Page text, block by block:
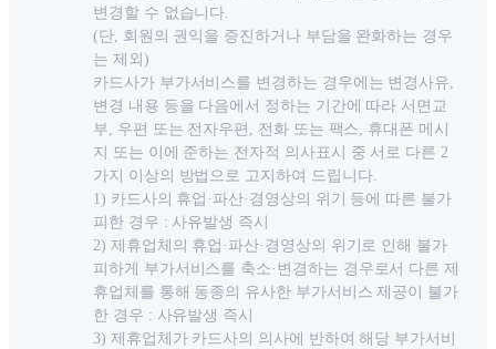
변경할 수 없습니다.
(단, 회원의 권익을 증진하거나 부담을 완화하는 경우
는 제외)
카드사가 부가서비스를 변경하는 경우에는 변경사유,
변경 내용 등을 다음에서 정하는 기간에 따라 서면교
부, 우편 또는 전자우편, 전화 또는 팩스, 휴대폰 메시
지 또는 이에 준하는 전자적 의사표시 중 서로 다른 2
가지 이상의 방법으로 고지하여 드립니다.
1) 카드사의 휴업·파산·경영상의 위기 등에 따른 불가
피한 경우 : 사유발생 즉시
2) 제휴업체의 휴업·파산·경영상의 위기로 인해 불가
피하게 부가서비스를 축소·변경하는 경우로서 다른 제
휴업체를 통해 동종의 유사한 부가서비스 제공이 불가
한 경우 : 사유발생 즉시
3) 제휴업체가 카드사의 의사에 반하여 해당 부가서비